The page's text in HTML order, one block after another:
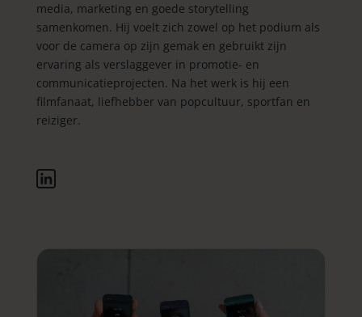
media, marketing en goede storytelling
samenkomen. Hij voelt zich zowel op het podium als
voor de camera op zijn gemak en gebruikt zijn
ervaring als verslaggever in promotie- en
communicatieprojecten. Na het werk is hij een
filmfanaat, liefhebber van popcultuur, sportfan en
reiziger.